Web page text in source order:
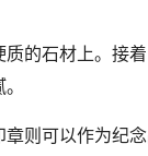
石材上。接
可以作为纪